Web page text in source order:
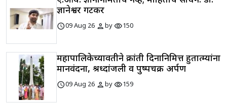
ज्ञानेश्वर गटकर
schedule09 Aug 26 personbyvisibility150
महापालिकेच्यावतीने क्रांती दिनानिमित्त हुतात्म्यांना
मानवंदना, श्रध्दांजली व पुष्पचक्र अर्पण
schedule09 Aug 26 personbyvisibility159